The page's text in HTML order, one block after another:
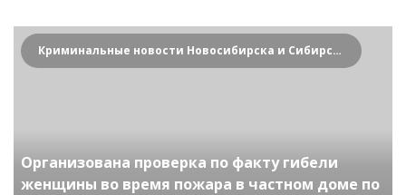
Криминальные новости Новосибирска и Сибирского региона
Организована проверка по факту гибели
женщины во время пожара в частном доме по